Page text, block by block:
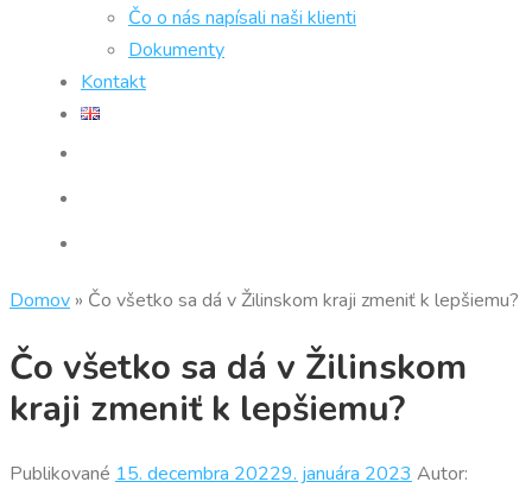
Čo o nás napísali naši klienti
Dokumenty
Kontakt
Domov » Čo všetko sa dá v Žilinskom kraji zmeniť k lepšiemu?
Čo všetko sa dá v Žilinskom
kraji zmeniť k lepšiemu?
Publikované 15. decembra 20229. januára 2023 Autor: